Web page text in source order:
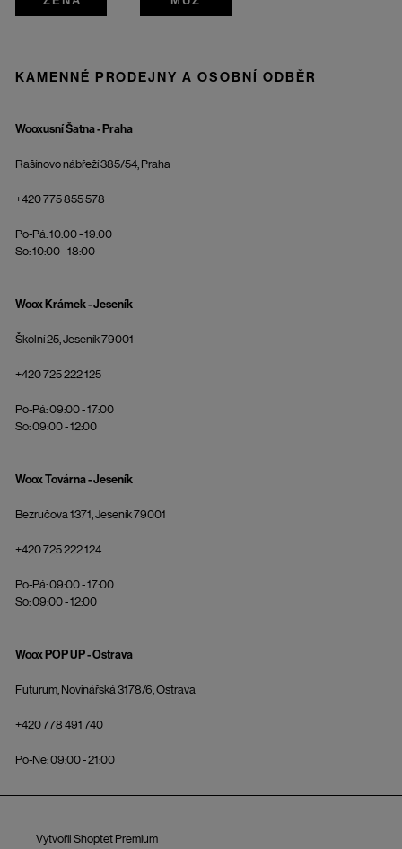
KAMENNÉ PRODEJNY A OSOBNÍ ODBĚR
Wooxusní Šatna - Praha
Rašínovo nábřeží 385/54, Praha
+420 775 855 578
Po-Pá: 10:00 - 19:00
So: 10:00 - 18:00
Woox Krámek - Jeseník
Školní 25, Jeseník 79001
+420 725 222 125
Po-Pá: 09:00 - 17:00
So: 09:00 - 12:00
Woox Továrna - Jeseník
Bezručova 1371, Jeseník 79001
+420 725 222 124
Po-Pá: 09:00 - 17:00
So: 09:00 - 12:00
Woox POP UP - Ostrava
Futurum, Novinářská 3178/6, Ostrava
+420 778 491 740
Po-Ne: 09:00 - 21:00
Vytvořil Shoptet Premium